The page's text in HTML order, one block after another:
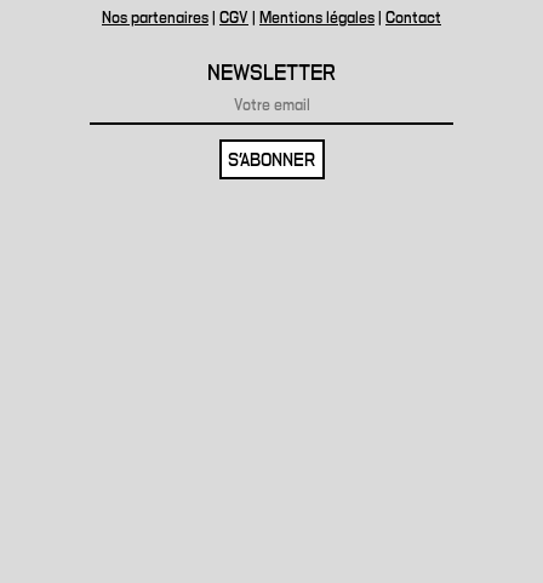
Nos partenaires CGV Mentions légales Contact
NEWSLETTER
S'ABONNER